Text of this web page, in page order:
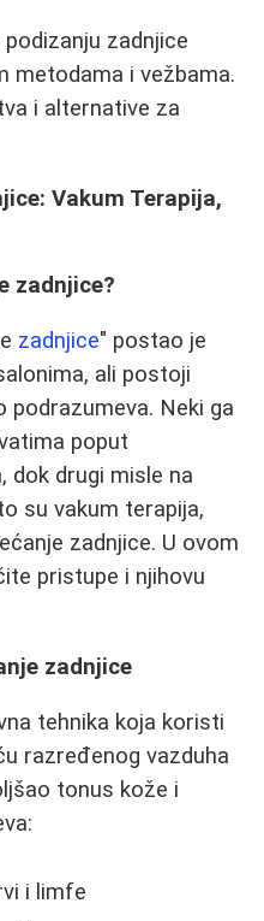
zadnjice
metodama i vežbama.
i alternative za
Vakum Terapija,
zadnjice?
zadnjice" postao je
ali postoji
Neki ga
poput
dok drugi misle na
su vakum terapija,
zadnjice. U ovom
pristupe i njihovu
zadnjice
tehnika koja koristi
razređenog vazduha
tonus kože i
i limfe